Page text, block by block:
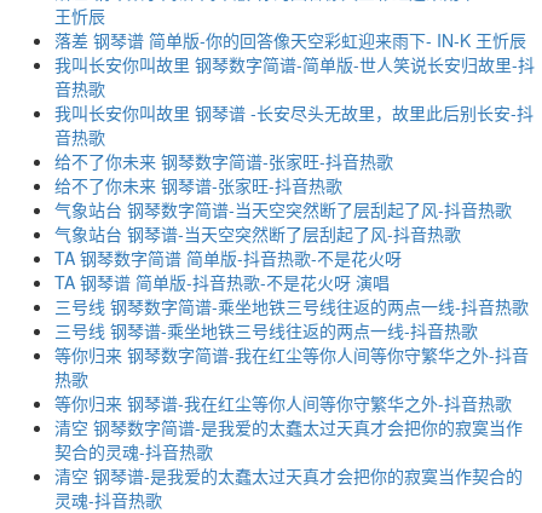
王忻辰
落差 钢琴谱 简单版-你的回答像天空彩虹迎来雨下- IN-K 王忻辰
我叫长安你叫故里 钢琴数字简谱-简单版-世人笑说长安归故里-抖
音热歌
我叫长安你叫故里 钢琴谱 -长安尽头无故里，故里此后别长安-抖
音热歌
给不了你未来 钢琴数字简谱-张家旺-抖音热歌
给不了你未来 钢琴谱-张家旺-抖音热歌
气象站台 钢琴数字简谱-当天空突然断了层刮起了风-抖音热歌
气象站台 钢琴谱-当天空突然断了层刮起了风-抖音热歌
TA 钢琴数字简谱 简单版-抖音热歌-不是花火呀
TA 钢琴谱 简单版-抖音热歌-不是花火呀 演唱
三号线 钢琴数字简谱-乘坐地铁三号线往返的两点一线-抖音热歌
三号线 钢琴谱-乘坐地铁三号线往返的两点一线-抖音热歌
等你归来 钢琴数字简谱-我在红尘等你人间等你守繁华之外-抖音
热歌
等你归来 钢琴谱-我在红尘等你人间等你守繁华之外-抖音热歌
清空 钢琴数字简谱-是我爱的太蠢太过天真才会把你的寂寞当作
契合的灵魂-抖音热歌
清空 钢琴谱-是我爱的太蠢太过天真才会把你的寂寞当作契合的
灵魂-抖音热歌